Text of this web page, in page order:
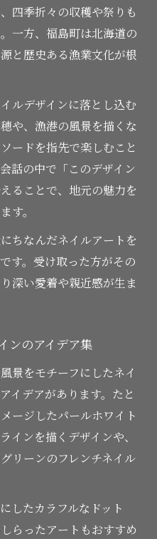
四季折々の収穫や祭りも
一方、福島町は北海道の
と歴史ある漁業文化が根
ルデザインに落とし込む
や、漁港の風景を描くな
ードを指先で楽しむこと
話の中で「このデザイン
ることで、地元の魅力を
す。
ちなんだネイルアートを
す。受け取った方がその
深い愛着や親近感が生ま
ンのアイデア集
景をモチーフにしたネイ
イデアがあります。たと
ージしたパールホワイト
インを描くデザインや、
リーンのフレンチネイル
したカラフルなドット
らったアートもおすすめ